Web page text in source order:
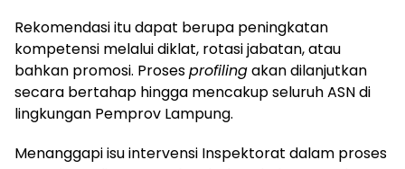
Rekomendasi itu dapat berupa peningkatan
kompetensi melalui diklat, rotasi jabatan, atau
bahkan promosi. Prosesprofilingakan dilanjutkan
secara bertahap hingga mencakup seluruh ASN di
lingkungan Pemprov Lampung.
Menanggapi isu intervensi Inspektorat dalam proses